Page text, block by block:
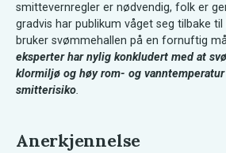
smittevernregler er nødvendig, folk er
gradvis har publikum våget seg tilbake
bruker svømmehallen på en fornuftig
eksperter har nylig konkludert med at
klormiljø og høy rom- og
smitterisiko.
Anerkjennelse